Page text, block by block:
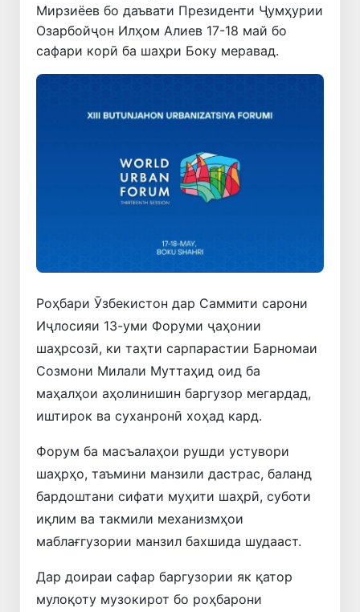
Мирзиёев бо даъвати Президенти Ҷумҳурии
Озарбойҷон Илҳом Алиев 17-18 май бо
сафари корӣ ба шаҳри Боку меравад.
Роҳбари Ӯзбекистон дар Саммити сарони
Иҷлосияи 13-уми Форуми ҷаҳонии
шаҳрсозӣ, ки таҳти сарпарастии Барномаи
Созмони Милали Муттаҳид оид ба
маҳалҳои аҳолинишин баргузор мегардад,
иштирок ва суханронӣ хоҳад кард.
Форум ба масъалаҳои рушди устувори
шаҳрҳо, таъмини манзили дастрас, баланд
бардоштани сифати муҳити шаҳрӣ, суботи
иқлим ва такмили механизмҳои
маблағгузории манзил бахшида шудааст.
Дар доираи сафар баргузории як қатор
мулоқоту музокирот бо роҳбарони